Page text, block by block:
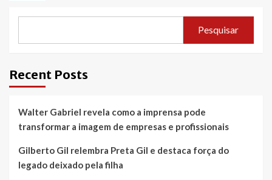
Pesquisar
Recent Posts
Walter Gabriel revela como a imprensa pode
transformar a imagem de empresas e profissionais
Gilberto Gil relembra Preta Gil e destaca força do
legado deixado pela filha